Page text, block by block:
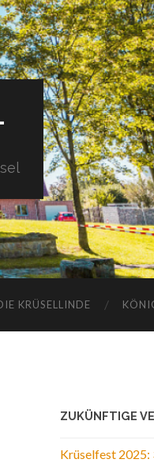
KRÜSELLINDE
ZUKÜNFTIGE
Krüselfest 2025: